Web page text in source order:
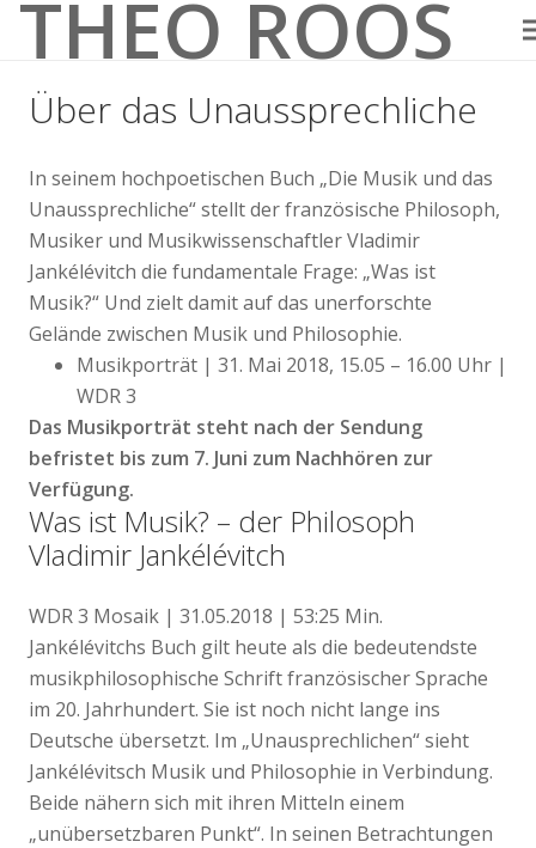
THEO ROOS
Über das Unaussprechliche
In seinem hochpoetischen Buch „Die Musik und das
Unaussprechliche“ stellt der französische Philosoph,
Musiker und Musikwissenschaftler Vladimir
Jankélévitch die fundamentale Frage: „Was ist
Musik?“ Und zielt damit auf das unerforschte
Gelände zwischen Musik und Philosophie.
Musikporträt | 31. Mai 2018, 15.05 – 16.00 Uhr |
WDR 3
Das Musikporträt steht nach der Sendung
befristet bis zum 7. Juni zum Nachhören zur
Verfügung.
Was ist Musik? – der Philosoph
Vladimir Jankélévitch
WDR 3 Mosaik | 31.05.2018 | 53:25 Min.
Jankélévitchs Buch gilt heute als die bedeutendste
musikphilosophische Schrift französischer Sprache
im 20. Jahrhundert. Sie ist noch nicht lange ins
Deutsche übersetzt. Im „Unausprechlichen“ sieht
Jankélévitsch Musik und Philosophie in Verbindung.
Beide nähern sich mit ihren Mitteln einem
„unübersetzbaren Punkt“. In seinen Betrachtungen